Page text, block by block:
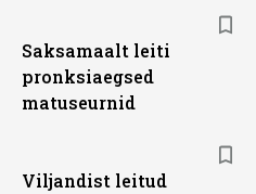
Saksamaalt leiti
pronksiaegsed
matuseurnid
Viljandist leitud